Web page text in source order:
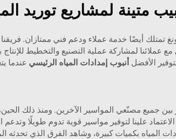
متينة لمشاريع توريد
تمتلك أيضًا خدمة عملاء ودعم فني ممتازان.
الأفضل أنبوب إمدادات المياه الرئيسي عندما
بين جميع مصنّعي المواسير الآخرين. ومنذ ذلك
علينا لتوفير مواسير قوية تدوم طويلًا وتدعم
المياه بكميات كبيرة، وشاهد الفرق الذي تحدثه